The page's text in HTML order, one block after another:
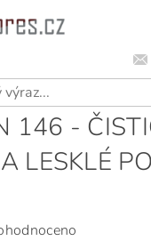
146 -
LESKLÉ